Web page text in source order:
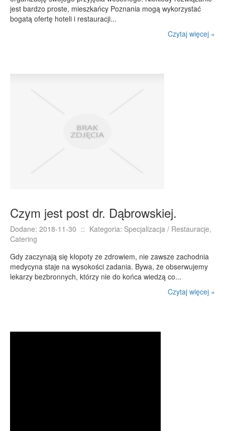
Podróże
Wypoczynek
Salony Kosmetyczne
Oprogramowanie
KONTAKT
jest bardzo proste, mieszkańcy Poznania mogą wykorzystać
bogatą ofertę hoteli i restauracji...
Czytaj więcej »
Czym jest post dr. Dąbrowskiej.
Dodane: 2018-11-30 :: Kategoria: Specjalizacja / Restauracje,
Catering
Gdy zaczynają się kłopoty ze zdrowiem, nie zawsze zachodnia
medycyna staje na wysokości zadania. Bywa, że obserwujemy
lekarzy bezbronnych, którzy nie do końca wiedzą co...
Czytaj więcej »